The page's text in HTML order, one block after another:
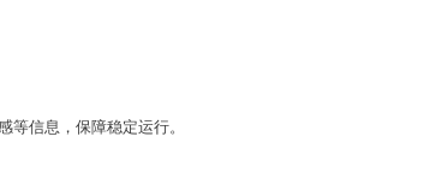
等信息，保障稳定运行。